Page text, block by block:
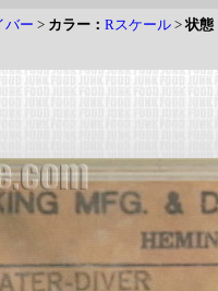
バー > カラー： Rスケール >状態